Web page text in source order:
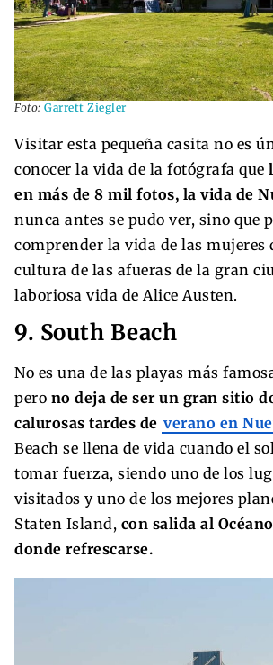
Foto: Garrett Ziegler
Visitar esta pequeña casita no es
conocer la vida de la fotógrafa que
en más de 8 mil fotos, la vida de
nunca antes se pudo ver, sino que
comprender la vida de las mujeres
cultura de las afueras de la gran
laboriosa vida de Alice Austen.
9. South Beach
No es una de las playas más
pero no deja de ser un gran sitio
calurosas tardes de verano en
Beach se llena de vida cuando el
tomar fuerza, siendo uno de los
visitados y uno de los mejores
Staten Island, con salida al
donde refrescarse.